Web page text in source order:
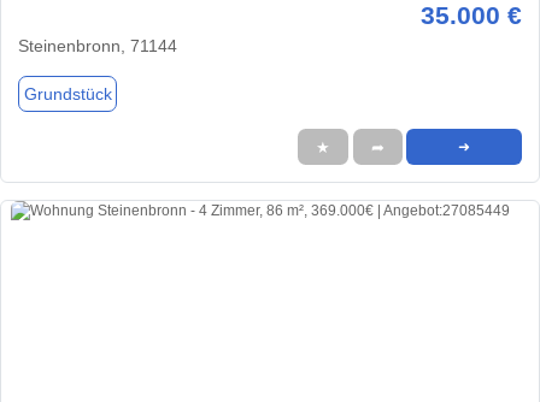
35.000 €
Steinenbronn, 71144
Grundstück
★ ➦ ➜